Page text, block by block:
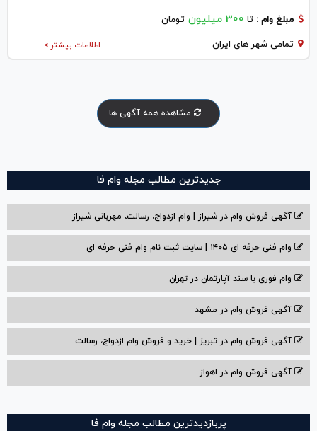
مبلغ وام : تا 300 میلیون تومان
اطلاعات بیشتر > تمامی شهر های ایران
مشاهده همه آگهی ها
جدیدترین مطالب مجله وام فا
آگهی فروش وام در شیراز | وام ازدواج، رسالت، مهربانی شیراز
وام فنی حرفه ای ۱۴۰۵ | سایت ثبت نام وام فنی حرفه ای
وام فوری با سند آپارتمان در تهران
آگهی فروش وام در مشهد
آگهی فروش وام در تبریز | خرید و فروش وام ازدواج، رسالت
آگهی فروش وام در اهواز
پربازدیدترین مطالب مجله وام فا